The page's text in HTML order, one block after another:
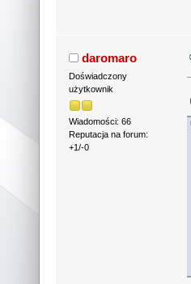
daromaro
Doświadczony
użytkownik
Wiadomości: 66
Reputacja na forum:
+1/-0